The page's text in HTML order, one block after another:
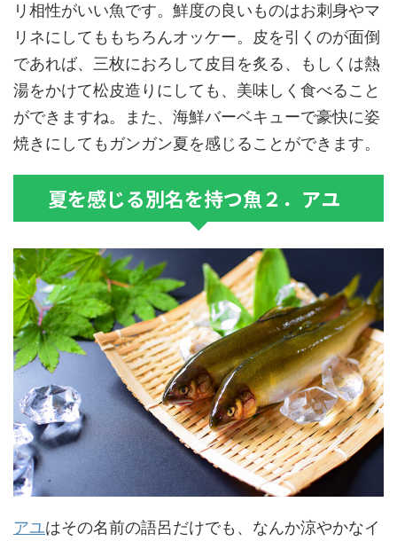
リ相性がいい魚です。鮮度の良いものはお刺身やマ
リネにしてももちろんオッケー。皮を引くのが面倒
であれば、三枚におろして皮目を炙る、もしくは熱
湯をかけて松皮造りにしても、美味しく食べること
ができますね。また、海鮮バーベキューで豪快に姿
焼きにしてもガンガン夏を感じることができます。
夏を感じる別名を持つ魚２．アユ
アユはその名前の語呂だけでも、なんか涼やかなイ